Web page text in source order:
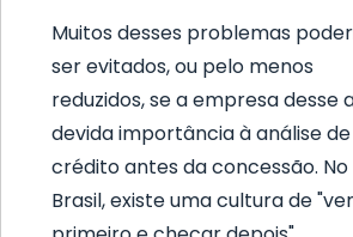
Muitos desses problemas
ser evitados, ou pelo menos
reduzidos, se a empresa desse
devida importância à análise de
crédito antes da concessão. No
Brasil, existe uma cultura de